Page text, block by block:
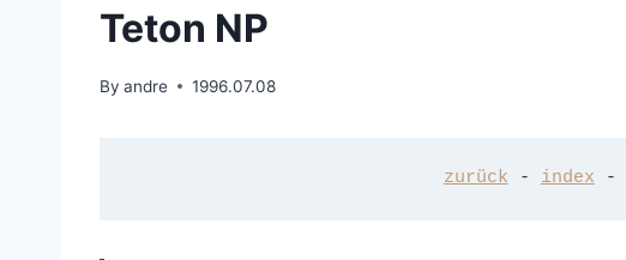
Teton NP
By andre 1996.07.08
zurück - index -